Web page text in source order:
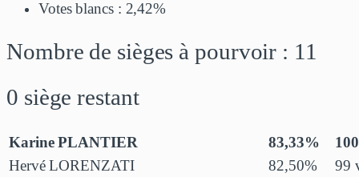
Votes blancs : 2,42%
Nombre de sièges à pourvoir : 11
0 siège restant
Karine PLANTIER 83,33%
Hervé LORENZATI
82,50%
99